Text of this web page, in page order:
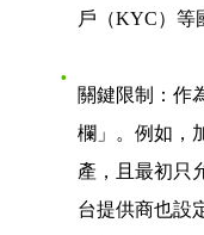
戶（KYC）等
關鍵限制
：作
欄」。例如，
產，且最初只
台提供商也設